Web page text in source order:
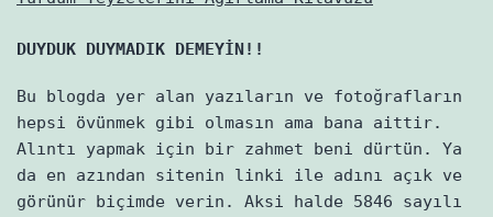
DUYDUK DUYMADIK DEMEYİN!!
Bu blogda yer alan yazıların ve fotoğrafların
hepsi övünmek gibi olmasın ama bana aittir.
Alıntı yapmak için bir zahmet beni dürtün. Ya
da en azından sitenin linki ile adını açık ve
görünür biçimde verin. Aksi halde 5846 sayılı